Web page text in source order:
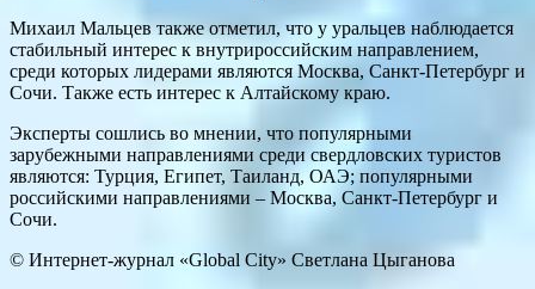
Михаил Мальцев также отметил, что у уральцев наблюдается
стабильный интерес к внутрироссийским направлением,
среди которых лидерами являются Москва, Санкт-Петербург и
Сочи. Также есть интерес к Алтайскому краю.
Эксперты сошлись во мнении, что популярными
зарубежными направлениями среди свердловских туристов
являются: Турция, Египет, Таиланд, ОАЭ; популярными
российскими направлениями – Москва, Санкт-Петербург и
Сочи.
© Интернет-журнал «Global City» Светлана Цыганова